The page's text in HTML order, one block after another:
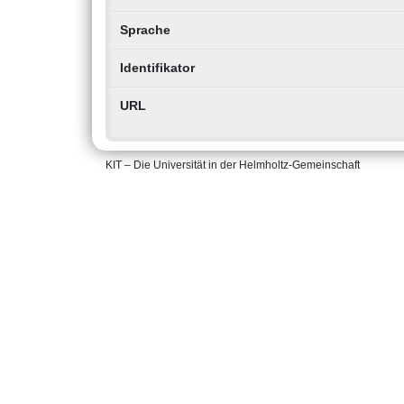
Sprache
Identifikator
URL
KIT – Die Universität in der Helmholtz-Gemeinschaft